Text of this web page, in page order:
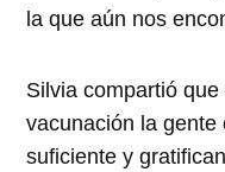
la que aún nos
Silvia compartió
vacunación la
suficiente y